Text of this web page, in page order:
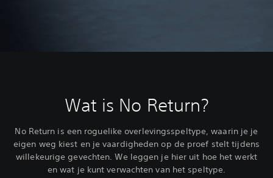
Wat is No Return?
No Return is een roguelike overlevingsspeltype, waarin je je
eigen weg kiest en je vaardigheden op de proef stelt tijdens
willekeurige gevechten. We leggen je hier uit hoe het werkt
en wat je kunt verwachten van het speltype.